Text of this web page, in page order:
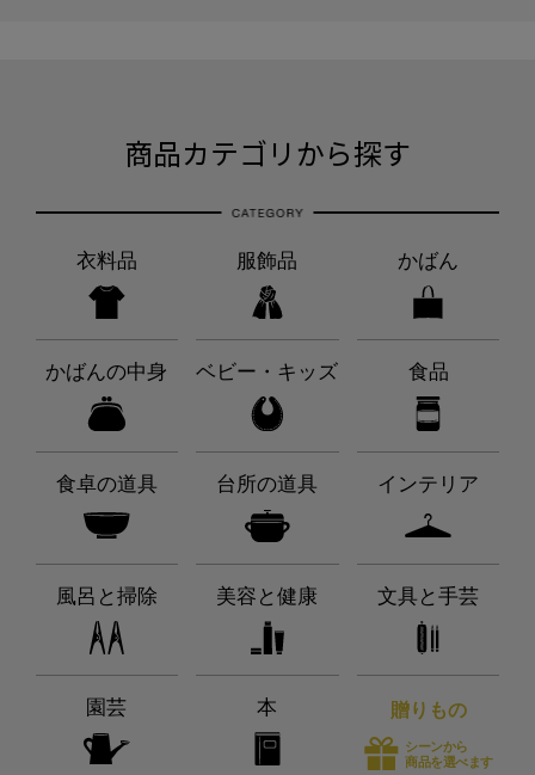
商品カテゴリから探す
衣料品 服飾品 かばん
かばんの中身 ベビー・キッズ 食品
食卓の道具 台所の道具 インテリア
風呂と掃除 美容と健康 文具と手芸
園芸 本 贈りもの
シーンから
商品を選べます